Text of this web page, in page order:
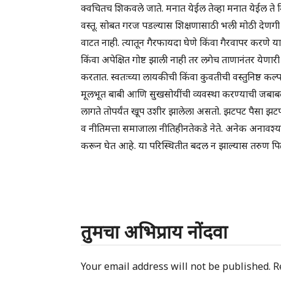
क्वचितच शिकवले जाते. मनात येईल तेव्हा मनात येईल ते
वस्तू. सोबत गरज पडल्यास शिक्षणासाठी भली मोठी
वाटत नाही. त्यातून गैरफायदा घेणे किंवा गैरवापर करणे
किंवा अपेक्षित गोष्ट झाली नाही तर लगेच ताणानंतर
करतात. स्वतःच्या लायकीची किंवा कुवतीची वस्तुनिष्ठ
मूलभूत बाबी आणि सुखसोयींची व्यवस्था करण्याची
लागते तोपर्यंत खूप उशीर झालेला असतो. झटपट पैसा
व नीतिमत्ता समाजाला नीतिहीनतेकडे नेते. अनेक
करून घेत आहे. या परिस्थितीत बदल न झाल्यास तरुण
तुमचा अभिप्राय नोंदवा
Your email address will not be published.